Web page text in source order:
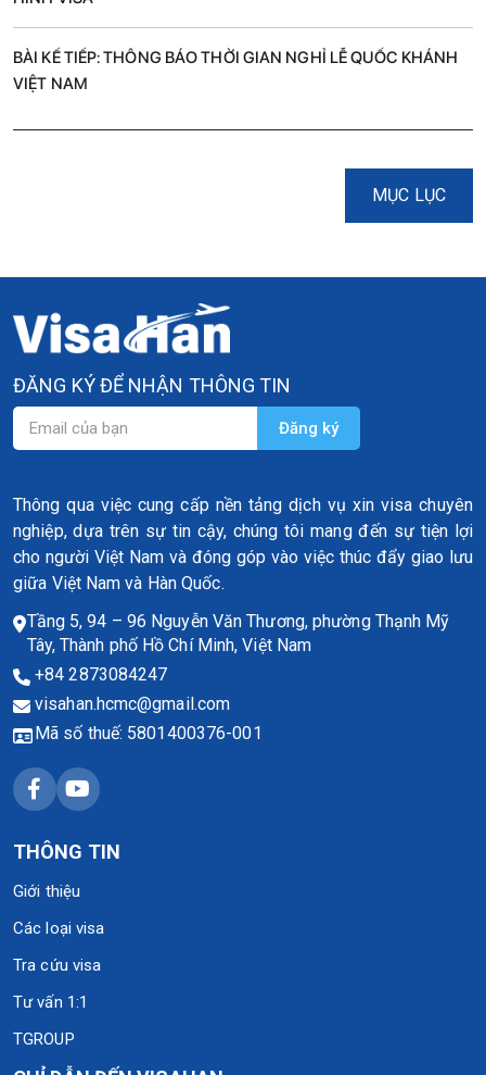
BÀI KẾ TIẾP: THÔNG BÁO THỜI GIAN NGHỈ LỄ QUỐC KHÁNH
VIỆT NAM
MỤC LỤC
ĐĂNG KÝ ĐỂ NHẬN THÔNG TIN
Thông qua việc cung cấp nền tảng dịch vụ xin visa chuyên
nghiệp, dựa trên sự tin cậy, chúng tôi mang đến sự tiện lợi
cho người Việt Nam và đóng góp vào việc thúc đẩy giao lưu
giữa Việt Nam và Hàn Quốc.
Tầng 5, 94 – 96 Nguyễn Văn Thương, phường Thạnh Mỹ
Tây, Thành phố Hồ Chí Minh, Việt Nam
+84 2873084247
visahan.hcmc@gmail.com
Mã số thuế: 5801400376-001
THÔNG TIN
Giới thiệu
Các loại visa
Tra cứu visa
Tư vấn 1:1
TGROUP